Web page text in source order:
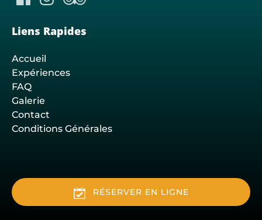
Liens Rapides
Accueil
Expériences
FAQ
Galerie
Contact
Conditions Générales
RÉSERVER EN LIGNE